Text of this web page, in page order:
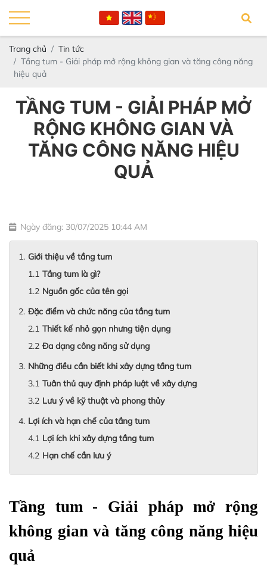
Trang chủ
Tin tức
Tầng tum - Giải pháp mở rộng không gian và tăng công năng
hiệu quả
TẦNG TUM - GIẢI PHÁP MỞ
RỘNG KHÔNG GIAN VÀ
TĂNG CÔNG NĂNG HIỆU
QUẢ
Ngày đăng: 30/07/2025 10:44 AM
Giới thiệu về tầng tum
Tầng tum là gì?
Nguồn gốc của tên gọi
Đặc điểm và chức năng của tầng tum
Thiết kế nhỏ gọn nhưng tiện dụng
Đa dạng công năng sử dụng
Những điều cần biết khi xây dựng tầng tum
Tuân thủ quy định pháp luật về xây dựng
Lưu ý về kỹ thuật và phong thủy
Lợi ích và hạn chế của tầng tum
Lợi ích khi xây dựng tầng tum
Hạn chế cần lưu ý
Tầng tum - Giải pháp mở rộng
không gian và tăng công năng hiệu
quả